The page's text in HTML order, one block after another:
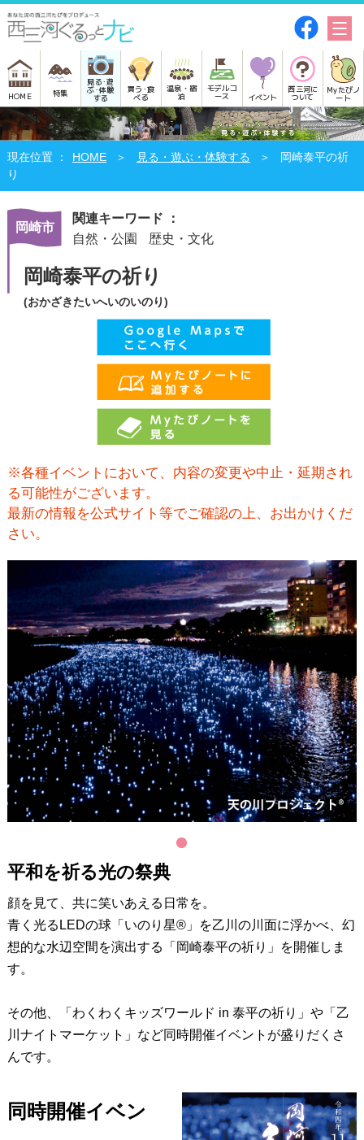
HOME 特集
見る･遊
ぶ･体験
する
買う･食
べる
温泉・宿
泊
モデルコ
ース イベント
西三河に
ついて
Myたびノ
ート
HOME 見る・遊ぶ・体験する
岡崎泰平の祈
り
岡崎市
関連キーワード ：
自然・公園
歴史・文化
岡崎泰平の祈り
(おかざきたいへいのいのり)
※各種イベントにおいて、内容の変更や中止・延期され
る可能性がございます。
最新の情報を公式サイト等でご確認の上、お出かけくだ
さい。
平和を祈る光の祭典
顔を見て、共に笑いあえる日常を。
青く光るLEDの球「いのり星®」を乙川の川面に浮かべ、幻
想的な水辺空間を演出する「岡崎泰平の祈り」を開催しま
す。
その他、「わくわくキッズワールド in 泰平の祈り」や「乙
川ナイトマーケット」など同時開催イベントが盛りだくさ
んです。
同時開催イベン